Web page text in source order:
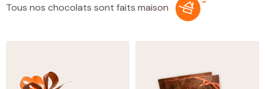
Tous nos chocolats sont faits maison